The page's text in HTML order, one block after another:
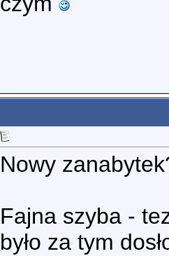
Nowy
Fajna szyba -
było za tym